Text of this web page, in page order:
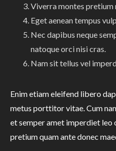
Viverra montes pretium
Eget aenean tempus
Nec dapibus neque
natoque orci nisi cras.
Nam sit tellus vel
Enim etiam eleifend libero
metus porttitor vitae. Cum
et semper amet imperdiet leo
pretium quam ante donec